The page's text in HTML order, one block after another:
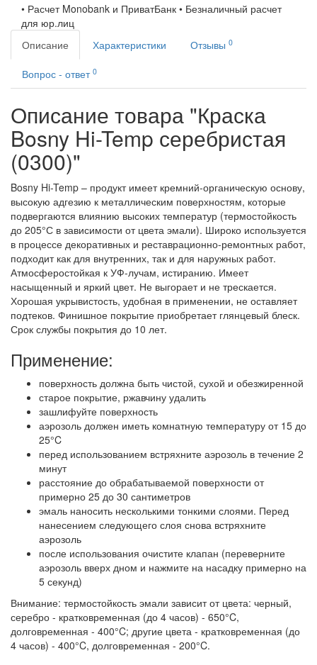
• Расчет Monobank и ПриватБанк • Безналичный расчет
для юр.лиц
Описание
Характеристики Отзывы 0
Вопрос - ответ 0
Описание товара "Краска
Bosny Hi-Temp серебристая
(0300)"
Bosny Hi-Temp – продукт имеет кремний-органическую основу,
высокую адгезию к металлическим поверхностям, которые
подвергаются влиянию высоких температур (термостойкость
до 205°С в зависимости от цвета эмали). Широко используется
в процессе декоративных и реставрационно-ремонтных работ,
подходит как для внутренних, так и для наружных работ.
Атмосферостойкая к УФ-лучам, истиранию. Имеет
насыщенный и яркий цвет. Не выгорает и не трескается.
Хорошая укрывистость, удобная в применении, не оставляет
подтеков. Финишное покрытие приобретает глянцевый блеск.
Срок службы покрытия до 10 лет.
Применение:
поверхность должна быть чистой, сухой и обезжиренной
старое покрытие, ржавчину удалить
зашлифуйте поверхность
аэрозоль должен иметь комнатную температуру от 15 до
25°C
перед использованием встряхните аэрозоль в течение 2
минут
расстояние до обрабатываемой поверхности от
примерно 25 до 30 сантиметров
эмаль наносить несколькими тонкими слоями. Перед
нанесением следующего слоя снова встряхните
аэрозоль
после использования очистите клапан (переверните
аэрозоль вверх дном и нажмите на насадку примерно на
5 секунд)
Внимание: термостойкость эмали зависит от цвета: черный,
серебро - кратковременная (до 4 часов) - 650°C,
долговременная - 400°C; другие цвета - кратковременная (до
4 часов) - 400°C, долговременная - 200°C.